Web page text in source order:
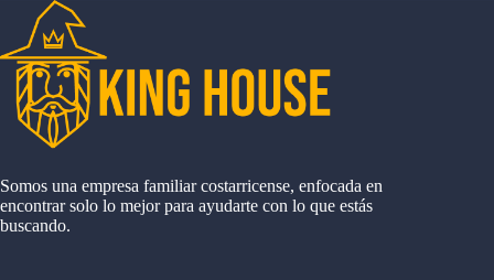
Somos una empresa familiar costarricense, enfocada en
encontrar solo lo mejor para ayudarte con lo que estás
buscando.